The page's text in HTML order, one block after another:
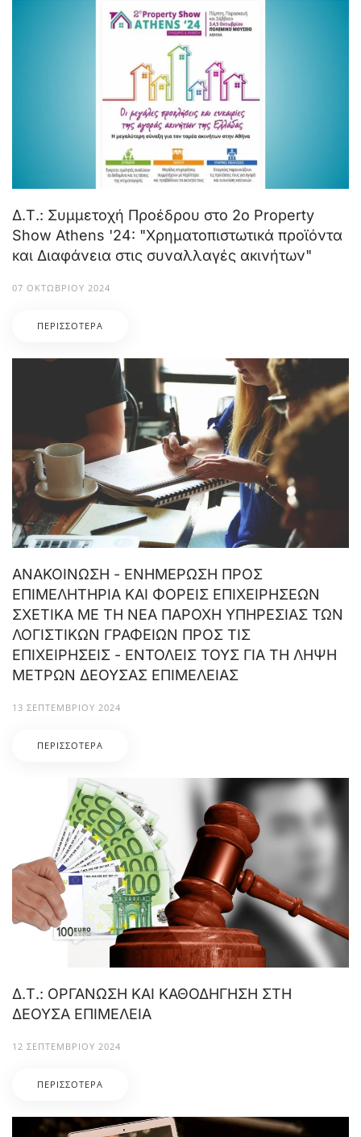
Δ.Τ.: Συμμετοχή Προέδρου στο 2ο Property
Show Athens '24: "Χρηματοπιστωτικά προϊόντα
και Διαφάνεια στις συναλλαγές ακινήτων"
07 ΟΚΤΩΒΡΊΟΥ 2024
ΠΕΡΙΣΣΌΤΕΡΑ
ΑΝΑΚΟΙΝΩΣΗ - ΕΝΗΜΕΡΩΣΗ ΠΡΟΣ
ΕΠΙΜΕΛΗΤΗΡΙΑ ΚΑΙ ΦΟΡΕΙΣ ΕΠΙΧΕΙΡΗΣΕΩΝ
ΣΧΕΤΙΚΑ ΜΕ ΤΗ ΝΕΑ ΠΑΡΟΧΗ ΥΠΗΡΕΣΙΑΣ ΤΩΝ
ΛΟΓΙΣΤΙΚΩΝ ΓΡΑΦΕΙΩΝ ΠΡΟΣ ΤΙΣ
ΕΠΙΧΕΙΡΗΣΕΙΣ - ΕΝΤΟΛΕΙΣ ΤΟΥΣ ΓΙΑ ΤΗ ΛΗΨΗ
ΜΕΤΡΩΝ ΔΕΟΥΣΑΣ ΕΠΙΜΕΛΕΙΑΣ
13 ΣΕΠΤΕΜΒΡΊΟΥ 2024
ΠΕΡΙΣΣΌΤΕΡΑ
Δ.Τ.: ΟΡΓΑΝΩΣΗ ΚΑΙ ΚΑΘΟΔΗΓΗΣΗ ΣΤΗ
ΔΕΟΥΣΑ ΕΠΙΜΕΛΕΙΑ
12 ΣΕΠΤΕΜΒΡΊΟΥ 2024
ΠΕΡΙΣΣΌΤΕΡΑ